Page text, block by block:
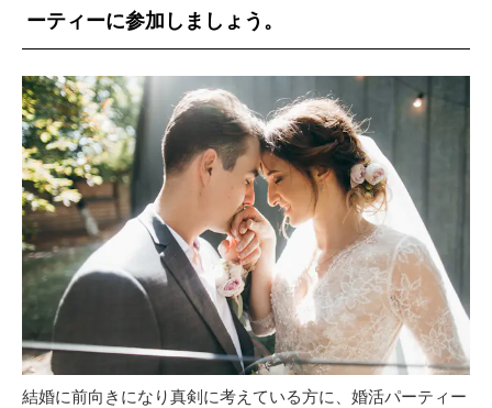
ーティーに参加しましょう。
結婚に前向きになり真剣に考えている方に、婚活パーティー